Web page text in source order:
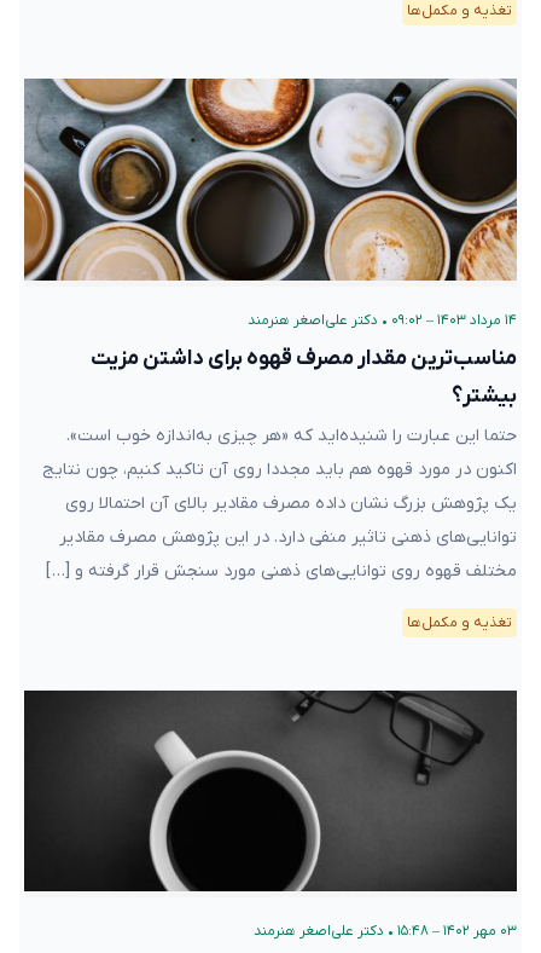
تغذیه و مکمل‌ها
۱۴ مرداد ۱۴۰۳ – ۰۹:۰۲ • دکتر علی‌اصغر هنرمند
مناسب‌ترین مقدار مصرف قهوه برای داشتن مزیت
بیشتر؟
حتما این عبارت را شنیده‌اید که «هر چیزی به‌اندازه‌‌ خوب است».
اکنون در مورد قهوه هم باید مجددا روی آن تاکید کنیم، چون نتایج
یک پژوهش بزرگ نشان داده مصرف مقادیر بالای آن احتمالا روی
توانایی‌های ذهنی تاثیر منفی دارد. در این پژوهش مصرف مقادیر
مختلف قهوه روی توانایی‌های ذهنی مورد سنجش قرار گرفته و […]
تغذیه و مکمل‌ها
۰۳ مهر ۱۴۰۲ – ۱۵:۴۸ • دکتر علی‌اصغر هنرمند